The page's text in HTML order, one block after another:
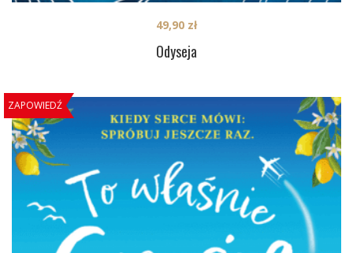
Odyseja
49,90 zł
ZAPOWIEDŹ